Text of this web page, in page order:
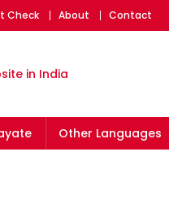
Check About Contact
Other Languages